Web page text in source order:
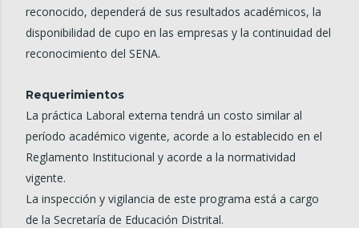
reconocido, dependerá de sus resultados académicos, la
disponibilidad de cupo en las empresas y la continuidad del
reconocimiento del SENA.
Requerimientos
La práctica Laboral externa tendrá un costo similar al
período académico vigente, acorde a lo establecido en el
Reglamento Institucional y acorde a la normatividad
vigente.
La inspección y vigilancia de este programa está a cargo
de la Secretaría de Educación Distrital.